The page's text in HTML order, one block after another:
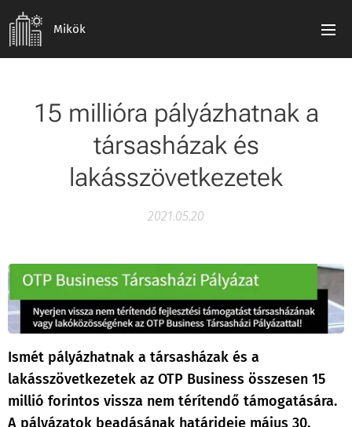
Mikök
15 millióra pályázhatnak a
társasházak és
lakásszövetkezetek
2021.05.20
Ismét pályázhatnak a társasházak és a
lakásszövetkezetek az OTP Business összesen 15
millió forintos vissza nem térítendő támogatására.
A pályázatok beadásának határideje május 30.